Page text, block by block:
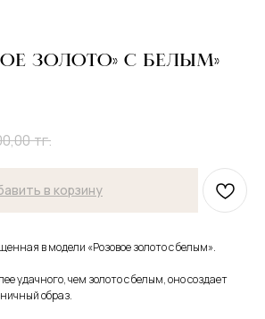
ЗОЛОТО» С БЕЛЫМ»
тг.
в корзину
в модели «Розовое золото с белым».
удачного, чем золото с белым, оно создает
образ.